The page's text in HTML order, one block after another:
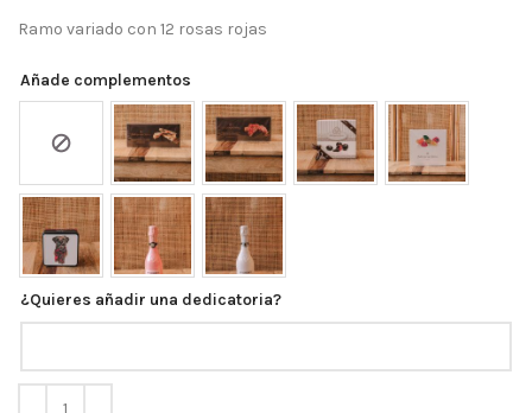
Ramo variado con 12 rosas rojas
Añade complementos
¿Quieres añadir una dedicatoria?